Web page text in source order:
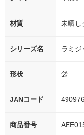
材質 未晒し
シリーズ名 ラミジ
形状 袋
JANコード
商品番号